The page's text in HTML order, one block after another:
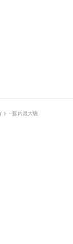
ト～国内最大級